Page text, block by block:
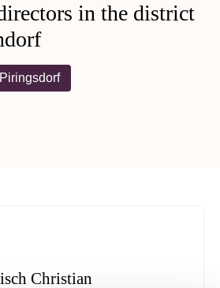
in the district
Piringsdorf
Christian